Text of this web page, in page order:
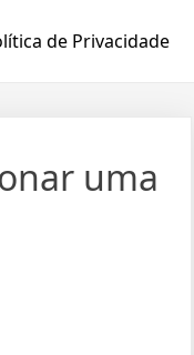
de Privacidade
uma